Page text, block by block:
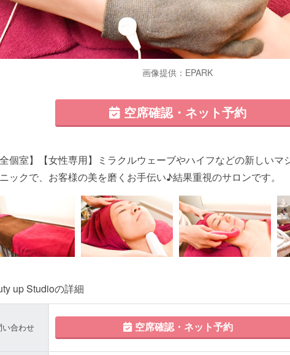
画像提供：EPARK
空席確認・ネット予約
全個室】【女性専用】ミラクルウェーブやハイフなどの新しいマ
ックで、お客様の美を磨くお手伝い♪結果重視のサロンです。
up Studioの詳細
い合わせ 空席確認・ネット予約